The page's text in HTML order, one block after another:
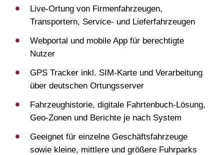
Live-Ortung von Firmenfahrzeugen,
Transportern, Service- und Lieferfahrzeugen
Webportal und mobile App für berechtigte
Nutzer
GPS Tracker inkl. SIM-Karte und Verarbeitung
über deutschen Ortungsserver
Fahrzeughistorie, digitale Fahrtenbuch-Lösung,
Geo-Zonen und Berichte je nach System
Geeignet für einzelne Geschäftsfahrzeuge
sowie kleine, mittlere und größere Fuhrparks